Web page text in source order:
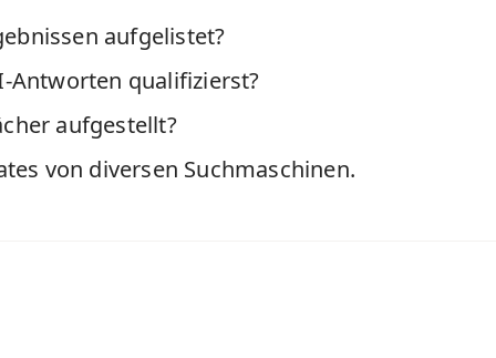
aufgelistet?
Antworten qualifizierst?
aufgestellt?
von diversen Suchmaschinen.